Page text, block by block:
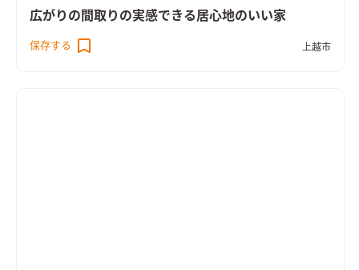
広がりの間取りの実感できる居心地のいい家
保存する 上越市